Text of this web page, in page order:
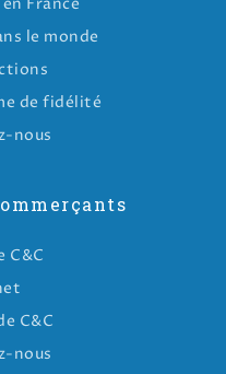
le monde
de fidélité
nous
C&C
C&C
nous